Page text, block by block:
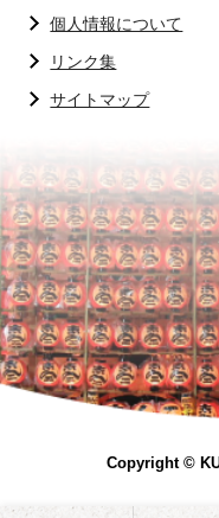
個人情報について
リンク集
サイトマップ
Copyright ©